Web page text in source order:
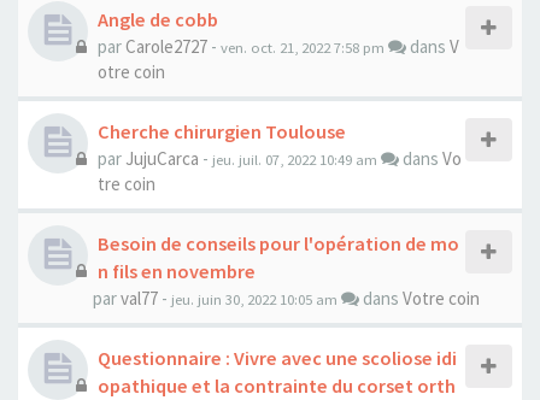
Angle de cobb
par Carole2727 - ven. oct. 21, 2022 7:58 pm dans V
otre coin
Cherche chirurgien Toulouse
par JujuCarca - jeu. juil. 07, 2022 10:49 am dans Vo
tre coin
Besoin de conseils pour l'opération de mo
n fils en novembre
parval77 - jeu. juin 30, 2022 10:05 am dans Votre coin
Questionnaire : Vivre avec une scoliose idi
opathique et la contrainte du corset orth